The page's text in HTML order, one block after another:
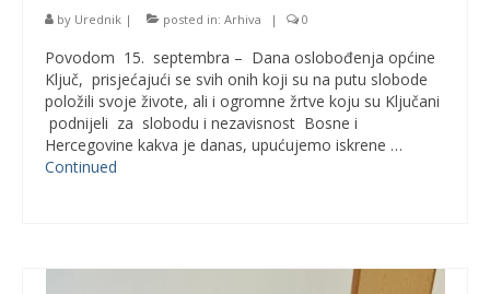
by Urednik | posted in: Arhiva | 0
Povodom 15. septembra – Dana oslobođenja općine
Ključ, prisjećajući se svih onih koji su na putu slobode
položili svoje živote, ali i ogromne žrtve koju su Ključani
podnijeli za slobodu i nezavisnost Bosne i
Hercegovine kakva je danas, upućujemo iskrene …
Continued